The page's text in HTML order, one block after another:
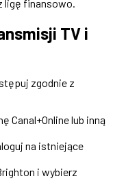
ligę finansowo.
TV i
zgodnie z
Canal+Online lub inną
na istniejące
i wybierz